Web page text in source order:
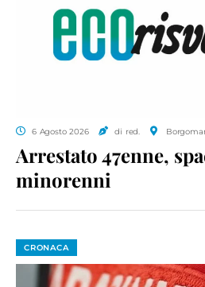
6 Agosto 2026 di red.
Arrestato 47enne,
minorenni
CRONACA